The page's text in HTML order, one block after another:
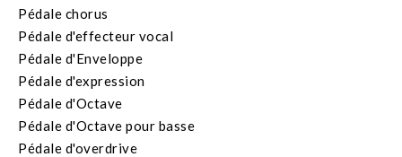
Pédale chorus
Pédale d'effecteur vocal
Pédale d'Enveloppe
Pédale d'expression
Pédale d'Octave
Pédale d'Octave pour basse
Pédale d'overdrive